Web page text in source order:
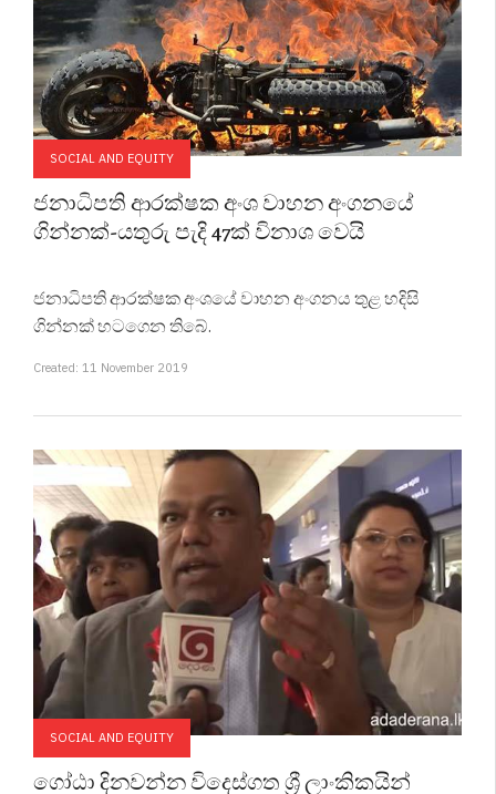
SOCIAL AND EQUITY
ජනාධිපති ආරක්ෂක අංශ වාහන අංගනයේ
ගින්නක්-යතුරු පැදි 47ක් විනාශ වෙයි
ජනාධිපති ආරක්ෂක අංශයේ වාහන අංගනය තුළ හදිසි
ගින්නක් හටගෙන තිබේ.
Created: 11 November 2019
SOCIAL AND EQUITY
ගෝඨා දිනවන්න විදෙස්ගත ශ්‍රී ලාංකිකයින්